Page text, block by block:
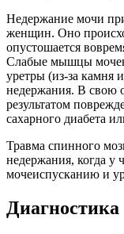
Недержание мочи
женщин. Оно
опустошается
Слабые мышцы
уретры (из-за камня
недержания. В свою
результатом
сахарного диабета
Травма спинного
недержания, когда у
мочеиспусканию и
Диагностика